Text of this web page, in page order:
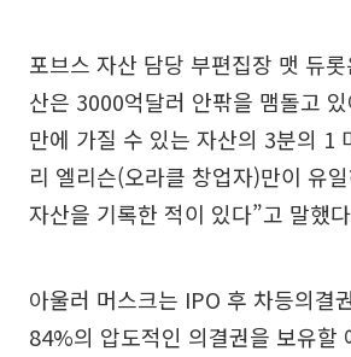
포브스 자산 담당 부편집장 맷 듀
산은 3000억달러 안팎을 맴돌고
만에 가질 수 있는 자산의 3분의 1
리 엘리슨(오라클 창업자)만이 유
자산을 기록한 적이 있다”고 말했
아울러 머스크는 IPO 후 차등의결
84%의 압도적인 의결권을 보유할